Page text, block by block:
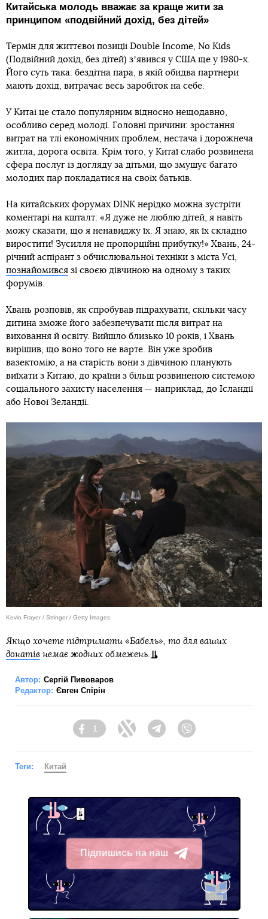
Китайська молодь вважає за краще жити за
принципом «подвійний дохід, без дітей»
Термін для життєвої позиції Double Income, No Kids
(Подвійний дохід, без дітей) зʼявився у США ще у 1980-х.
Його суть така: бездітна пара, в якій обидва партнери
мають дохід, витрачає весь заробіток на себе.
У Китаї це стало популярним відносно нещодавно,
особливо серед молоді. Головні причини: зростання
витрат на тлі економічних проблем, нестача і дорожнеча
житла, дорога освіта. Крім того, у Китаї слабо розвинена
сфера послуг із догляду за дітьми, що змушує багато
молодих пар покладатися на своїх батьків.
На китайських форумах DINK нерідко можна зустріти
коментарі на кшталт: «Я дуже не люблю дітей, я навіть
можу сказати, що я ненавиджу їх. Я знаю, як їх складно
виростити! Зусилля не пропорційні прибутку!» Хвань, 24-
річний аспірант з обчислювальної техніки з міста Усі,
познайомився зі своєю дівчиною на одному з таких
форумів.
Хвань розповів, як спробував підрахувати, скільки часу
дитина зможе його забезпечувати після витрат на
виховання й освіту. Вийшло близько 10 років, і Хвань
вирішив, що воно того не варте. Він уже зробив
вазектомію, а на старість вони з дівчиною планують
виїхати з Китаю, до країни з більш розвиненою системою
соціального захисту населення — наприклад, до Ісландії
або Нової Зеландії.
Kevin Frayer / Stringer / Getty Images
Якщо хочете підтримати «Бабель», то для ваших
донатів немає жодних обмежень.
Автор: Сергій Пивоваров
Редактор: Євген Спірін
Facebook
1
Twitter TelegramViber
Теги: Китай
Підпишись на наш
Telegram